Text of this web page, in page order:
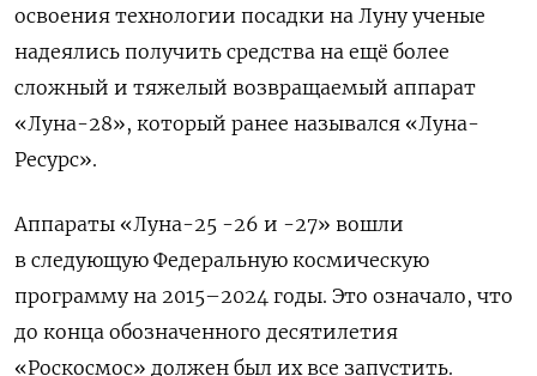
освоения технологии посадки на Луну ученые
надеялись получить средства на ещё более
сложный и тяжелый возвращаемый аппарат
«Луна-28», который ранее назывался «Луна-
Ресурс».
Аппараты «Луна-25 -26 и -27» вошли
в следующую Федеральную космическую
программу на 2015–2024 годы. Это означало, что
до конца обозначенного десятилетия
«Роскосмос» должен был их все запустить.